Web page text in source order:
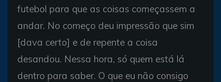
futebol para que as coisas começassem a
andar. No começo deu impressão que sim
[dava certo] e de repente a coisa
desandou. Nessa hora, só quem está lá
dentro para saber. O que eu não consigo